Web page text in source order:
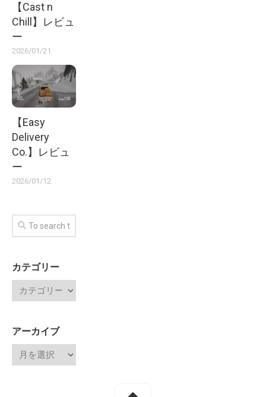
【Cast n
Chill】レビュ
ー
2026/01/21
【Easy
Delivery
Co.】レビュ
ー
2026/01/12
カテゴリー
アーカイブ